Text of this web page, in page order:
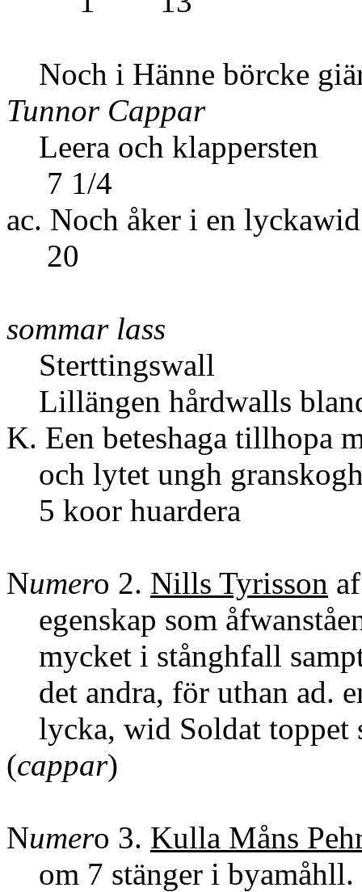
Noch i Hänne
Tunnor Cappar
Leera och
7 1/4
ac. Noch åker i en
20
sommar lass
Lillängen hårdwalls
K. Een beteshaga tillhopa
och lytet ungh
5 koor huardera
Numero 2. Nills Tyrisson
egenskap som
mycket i stånghfall
det andra, för uthan ad.
lycka, wid Soldat
(cappar)
Numero 3. Kulla Måns
om 7 stänger i byamåhll.